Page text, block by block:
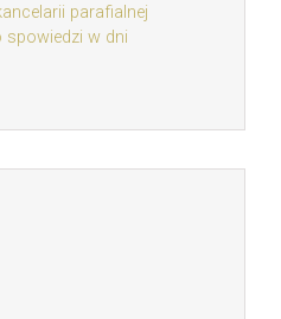
parafialnej
spowiedzi w dni